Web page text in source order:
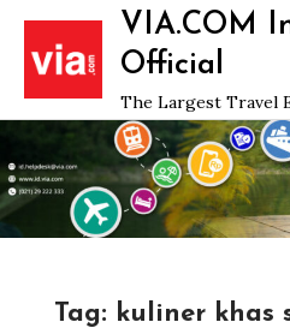
Skip
content
VIA.COM
Official
The Largest Travel
Tag: kuliner khas